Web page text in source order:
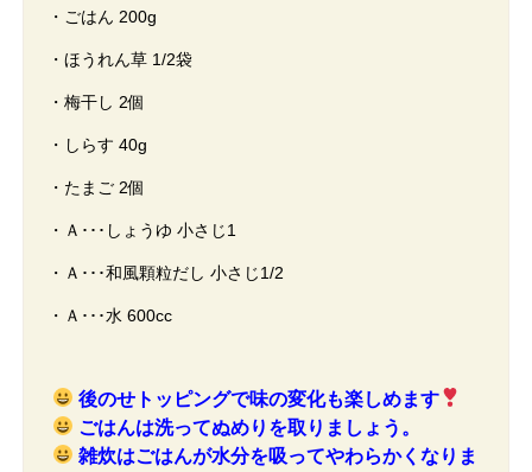
・ごはん 200g
・ほうれん草 1/2袋
・梅干し 2個
・しらす 40g
・たまご 2個
・Ａ･･･しょうゆ 小さじ1
・Ａ･･･和風顆粒だし 小さじ1/2
・Ａ･･･水 600cc
後のせトッピングで味の変化も楽しめます
ごはんは洗ってぬめりを取りましょう。
雑炊はごはんが水分を吸ってやわらかくなりま